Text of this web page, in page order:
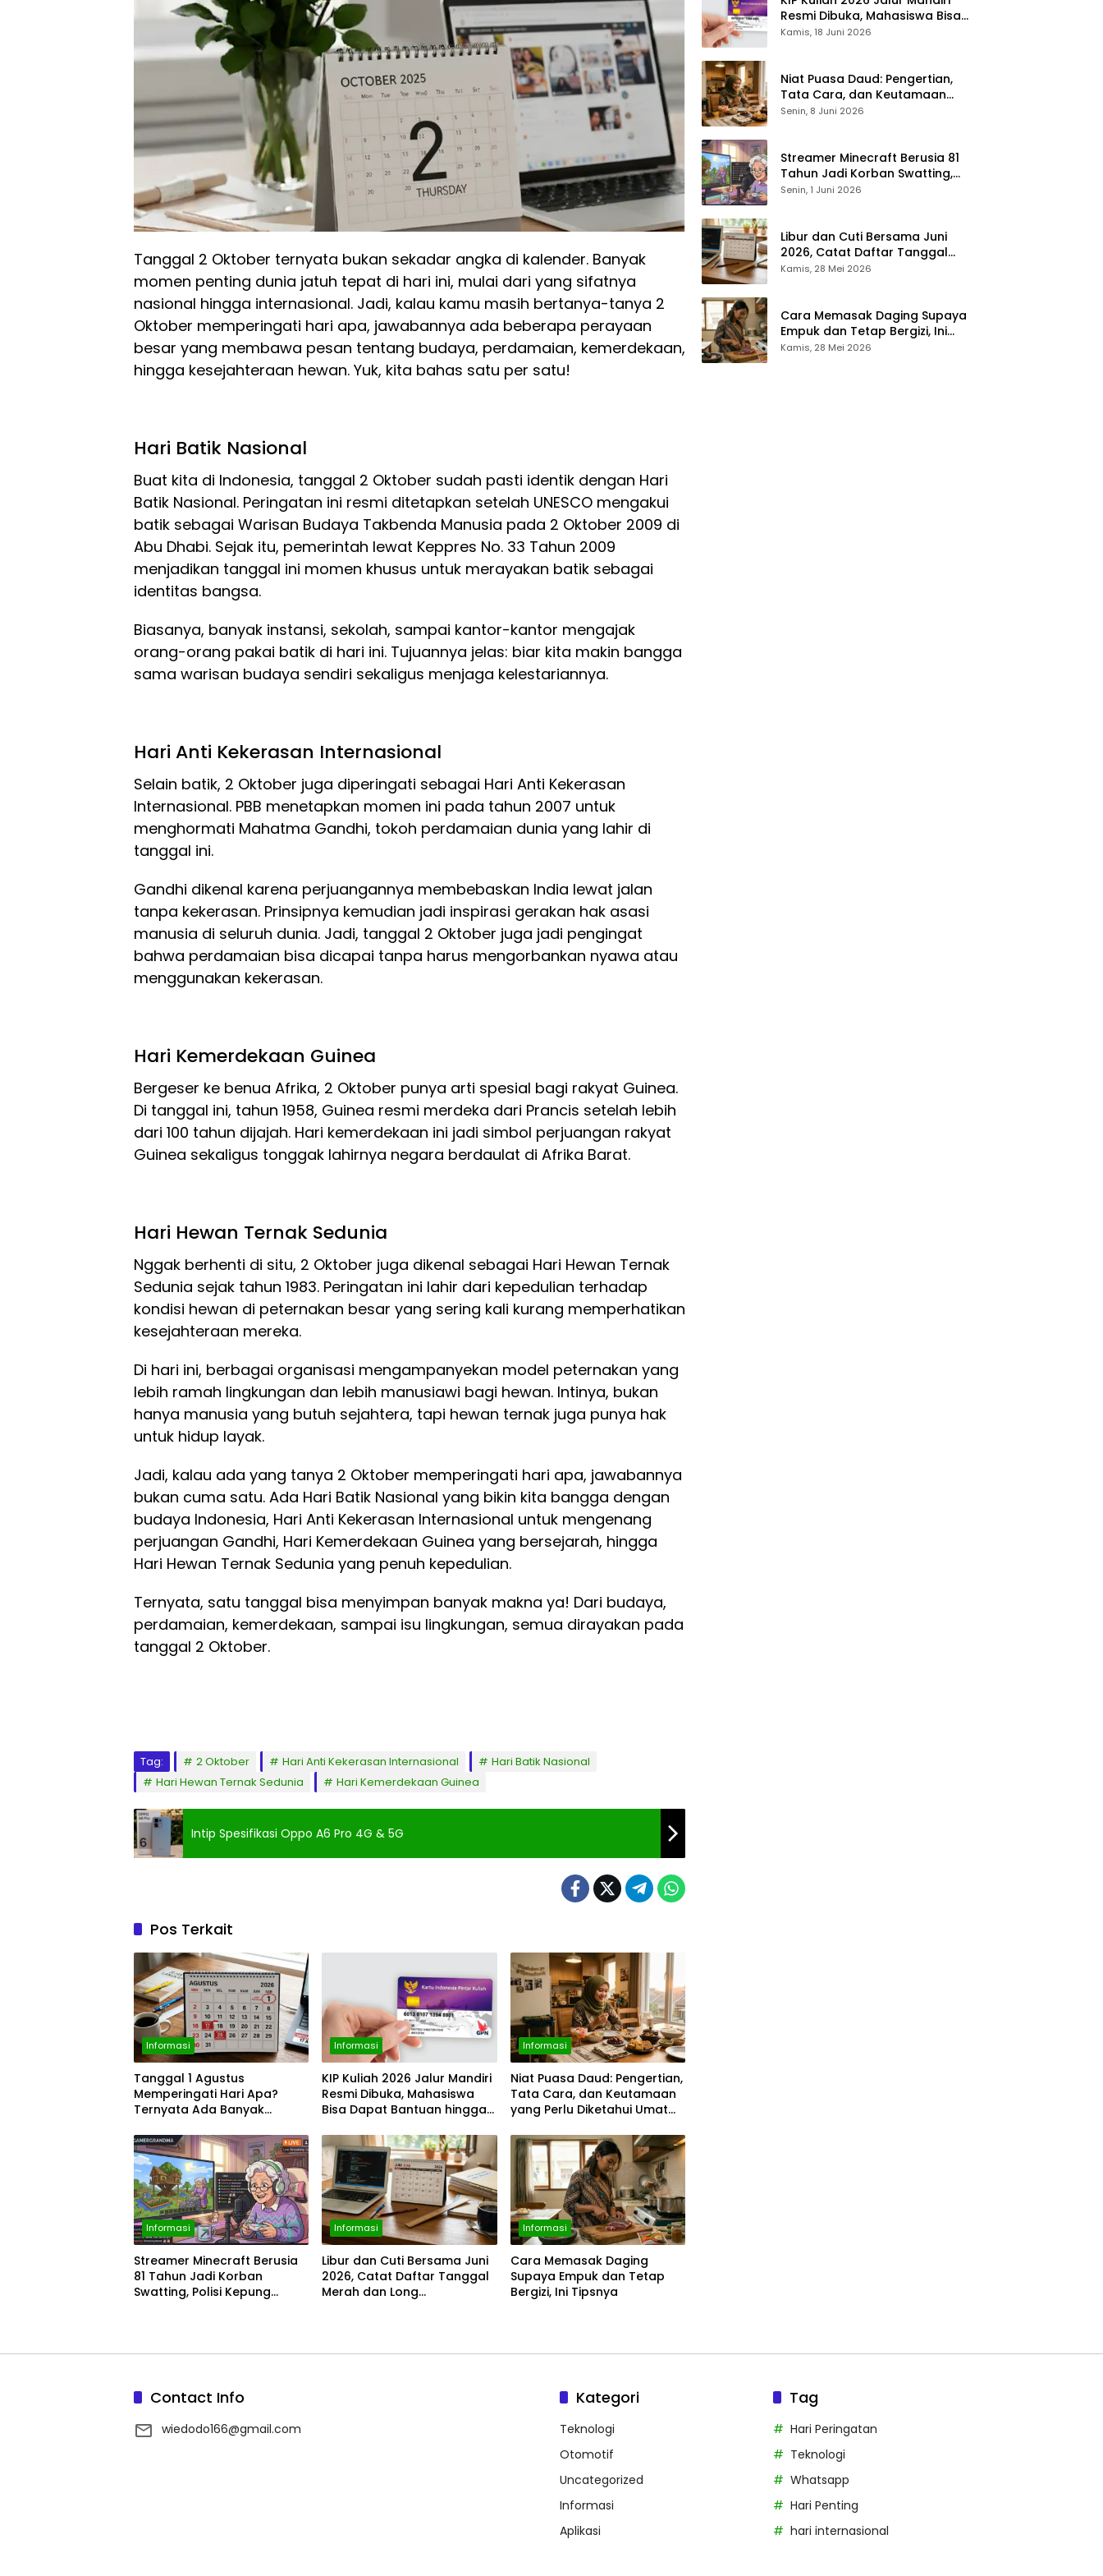
Tanggal 2 Oktober ternyata bukan sekadar angka di kalender. Banyak
momen penting dunia jatuh tepat di hari ini, mulai dari yang sifatnya
nasional hingga internasional. Jadi, kalau kamu masih bertanya-tanya 2
Oktober memperingati hari apa, jawabannya ada beberapa perayaan
besar yang membawa pesan tentang budaya, perdamaian, kemerdekaan,
hingga kesejahteraan hewan. Yuk, kita bahas satu per satu!
Hari Batik Nasional
Buat kita di Indonesia, tanggal 2 Oktober sudah pasti identik dengan Hari
Batik Nasional. Peringatan ini resmi ditetapkan setelah UNESCO mengakui
batik sebagai Warisan Budaya Takbenda Manusia pada 2 Oktober 2009 di
Abu Dhabi. Sejak itu, pemerintah lewat Keppres No. 33 Tahun 2009
menjadikan tanggal ini momen khusus untuk merayakan batik sebagai
identitas bangsa.
Biasanya, banyak instansi, sekolah, sampai kantor-kantor mengajak
orang-orang pakai batik di hari ini. Tujuannya jelas: biar kita makin bangga
sama warisan budaya sendiri sekaligus menjaga kelestariannya.
Hari Anti Kekerasan Internasional
Selain batik, 2 Oktober juga diperingati sebagai Hari Anti Kekerasan
Internasional. PBB menetapkan momen ini pada tahun 2007 untuk
menghormati Mahatma Gandhi, tokoh perdamaian dunia yang lahir di
tanggal ini.
Gandhi dikenal karena perjuangannya membebaskan India lewat jalan
tanpa kekerasan. Prinsipnya kemudian jadi inspirasi gerakan hak asasi
manusia di seluruh dunia. Jadi, tanggal 2 Oktober juga jadi pengingat
bahwa perdamaian bisa dicapai tanpa harus mengorbankan nyawa atau
menggunakan kekerasan.
Hari Kemerdekaan Guinea
Bergeser ke benua Afrika, 2 Oktober punya arti spesial bagi rakyat Guinea.
Di tanggal ini, tahun 1958, Guinea resmi merdeka dari Prancis setelah lebih
dari 100 tahun dijajah. Hari kemerdekaan ini jadi simbol perjuangan rakyat
Guinea sekaligus tonggak lahirnya negara berdaulat di Afrika Barat.
Hari Hewan Ternak Sedunia
Nggak berhenti di situ, 2 Oktober juga dikenal sebagai Hari Hewan Ternak
Sedunia sejak tahun 1983. Peringatan ini lahir dari kepedulian terhadap
kondisi hewan di peternakan besar yang sering kali kurang memperhatikan
kesejahteraan mereka.
Di hari ini, berbagai organisasi mengampanyekan model peternakan yang
lebih ramah lingkungan dan lebih manusiawi bagi hewan. Intinya, bukan
hanya manusia yang butuh sejahtera, tapi hewan ternak juga punya hak
untuk hidup layak.
Jadi, kalau ada yang tanya 2 Oktober memperingati hari apa, jawabannya
bukan cuma satu. Ada Hari Batik Nasional yang bikin kita bangga dengan
budaya Indonesia, Hari Anti Kekerasan Internasional untuk mengenang
perjuangan Gandhi, Hari Kemerdekaan Guinea yang bersejarah, hingga
Hari Hewan Ternak Sedunia yang penuh kepedulian.
Ternyata, satu tanggal bisa menyimpan banyak makna ya! Dari budaya,
perdamaian, kemerdekaan, sampai isu lingkungan, semua dirayakan pada
tanggal 2 Oktober.
Tag: 2 Oktober Hari Anti Kekerasan Internasional
Hari Batik Nasional
Hari Hewan Ternak Sedunia
Hari Kemerdekaan Guinea
Intip Spesifikasi Oppo A6 Pro 4G & 5G
Pos Terkait
Informasi
Tanggal 1 Agustus
Memperingati Hari Apa?
Ternyata Ada Banyak
ASI Sedunia hingga Hari
World Wide Web
Informasi
KIP Kuliah 2026 Jalur Mandiri
Resmi Dibuka, Mahasiswa
Bisa Dapat Bantuan hingga
Informasi
Niat Puasa Daud: Pengertian,
Tata Cara, dan Keutamaan
yang Perlu Diketahui Umat
Informasi
Streamer Minecraft Berusia
81 Tahun Jadi Korban
Swatting, Polisi Kepung
Informasi
Libur dan Cuti Bersama Juni
2026, Catat Daftar Tanggal
Merah dan Long
Informasi
Cara Memasak Daging
Supaya Empuk dan Tetap
Bergizi, Ini Tipsnya
Resmi Dibuka, Mahasiswa Bisa
Dapat Bantuan hingga Rp1,4
Kamis, 18 Juni 2026
Niat Puasa Daud: Pengertian,
Tata Cara, dan Keutamaan
yang Perlu Diketahui Umat
Senin, 8 Juni 2026
Streamer Minecraft Berusia 81
Tahun Jadi Korban Swatting,
Polisi Kepung Rumah Saat
Senin, 1 Juni 2026
Libur dan Cuti Bersama Juni
2026, Catat Daftar Tanggal
Merah dan Long Weekendnya
Kamis, 28 Mei 2026
Cara Memasak Daging Supaya
Empuk dan Tetap Bergizi, Ini
Tipsnya
Kamis, 28 Mei 2026
Contact Info
wiedodo166@gmail.com
Kategori
Teknologi
Otomotif
Uncategorized
Informasi
Aplikasi
Tag
Hari Peringatan
Teknologi
Whatsapp
Hari Penting
hari internasional